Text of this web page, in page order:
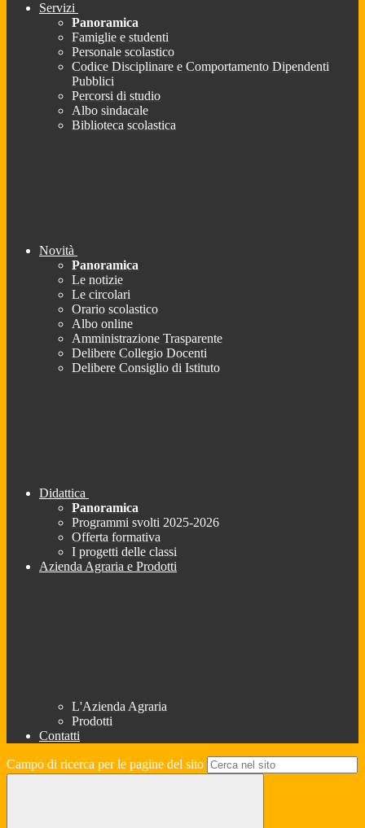
Servizi
Panoramica
Famiglie e studenti
Personale scolastico
Codice Disciplinare e Comportamento Dipendenti
Pubblici
Percorsi di studio
Albo sindacale
Biblioteca scolastica
Novità
Panoramica
Le notizie
Le circolari
Orario scolastico
Albo online
Amministrazione Trasparente
Delibere Collegio Docenti
Delibere Consiglio di Istituto
Didattica
Panoramica
Programmi svolti 2025-2026
Offerta formativa
I progetti delle classi
Azienda Agraria e Prodotti
L'Azienda Agraria
Prodotti
Contatti
Campo di ricerca per le pagine del sito